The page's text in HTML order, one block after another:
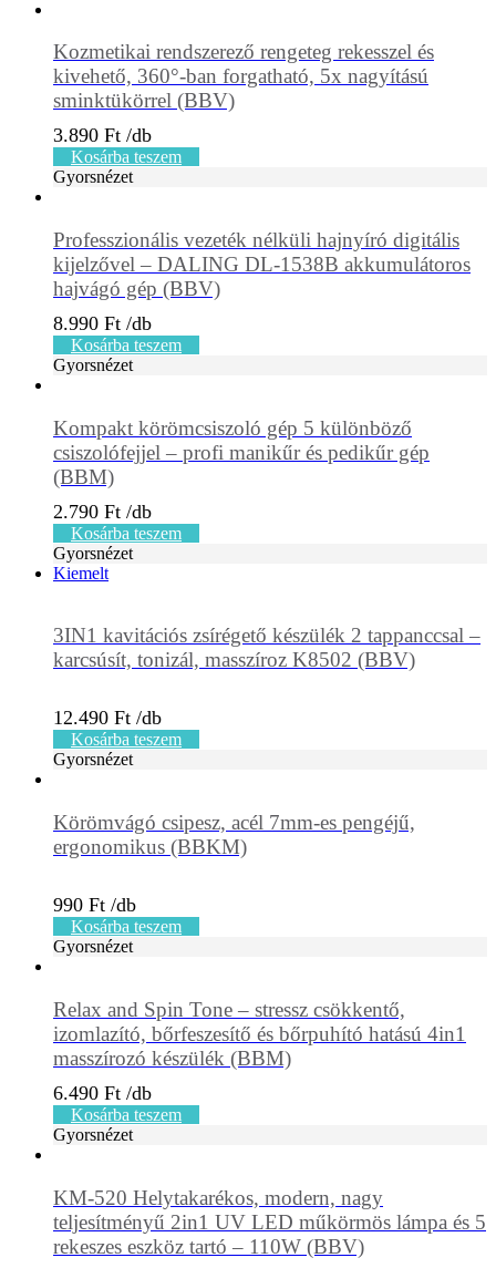
Kozmetikai rendszerező rengeteg rekesszel és
kivehető, 360°-ban forgatható, 5x nagyítású
sminktükörrel (BBV)
3.890 Ft
Kosárba teszem
Gyorsnézet
Professzionális vezeték nélküli hajnyíró digitális
kijelzővel – DALING DL-1538B akkumulátoros
hajvágó gép (BBV)
8.990 Ft
Kosárba teszem
Gyorsnézet
Kompakt körömcsiszoló gép 5 különböző
csiszolófejjel – profi manikűr és pedikűr gép
(BBM)
2.790 Ft
Kosárba teszem
Gyorsnézet
Kiemelt
3IN1 kavitációs zsírégető készülék 2 tappanccsal –
karcsúsít, tonizál, masszíroz K8502 (BBV)
12.490 Ft
Kosárba teszem
Gyorsnézet
Körömvágó csipesz, acél 7mm-es pengéjű,
ergonomikus (BBKM)
990 Ft
Kosárba teszem
Gyorsnézet
Relax and Spin Tone – stressz csökkentő,
izomlazító, bőrfeszesítő és bőrpuhító hatású 4in1
masszírozó készülék (BBM)
6.490 Ft
Kosárba teszem
Gyorsnézet
KM-520 Helytakarékos, modern, nagy
teljesítményű 2in1 UV LED műkörmös lámpa és 5
rekeszes eszköz tartó – 110W (BBV)